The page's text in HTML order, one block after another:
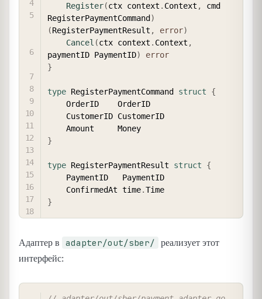
Register(ctx context . Context ,
cmd
RegisterPaymentCommand )
(RegisterPaymentResult , error)
Cancel (ctx context . Context ,
paymentID PaymentID)
error
}
type RegisterPaymentCommand struct
{
}
type RegisterPaymentResult struct
{
    ConfirmedAt time
.
}
Адаптер в adapter/out/sber/
реализует этот
интерфейс: